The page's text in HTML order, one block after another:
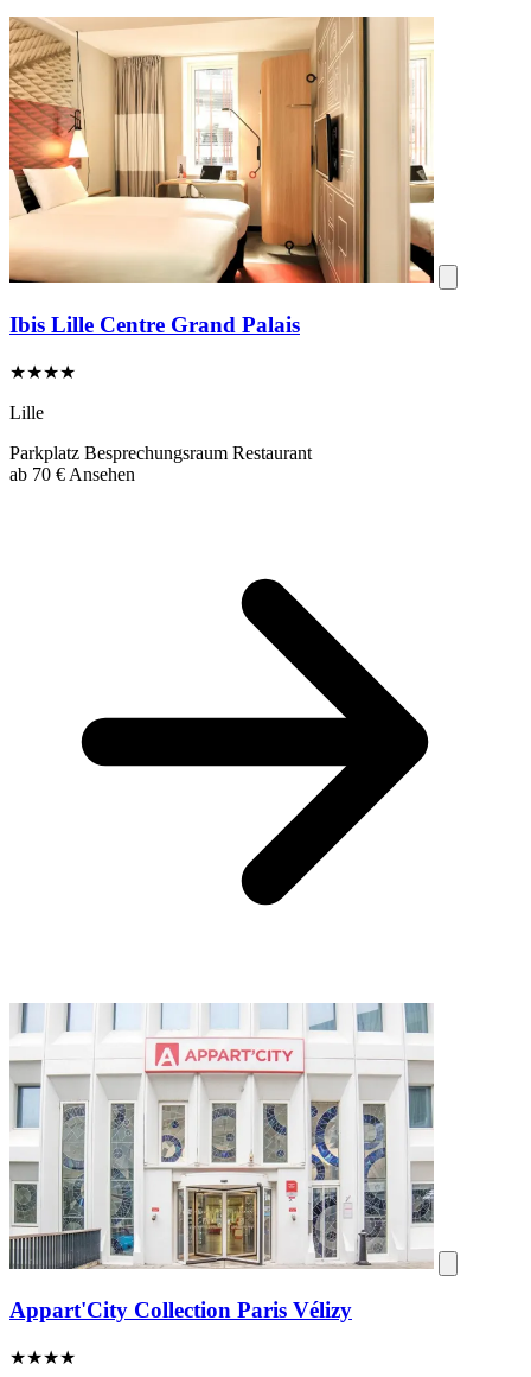
Ibis Lille Centre Grand Palais
★★★★
Lille
Parkplatz Besprechungsraum Restaurant
ab 70 € Ansehen
Appart'City Collection Paris Vélizy
★★★★